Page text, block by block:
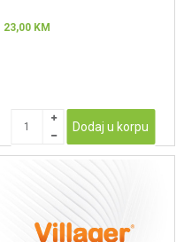
23,00 KM
Dodaj u korpu